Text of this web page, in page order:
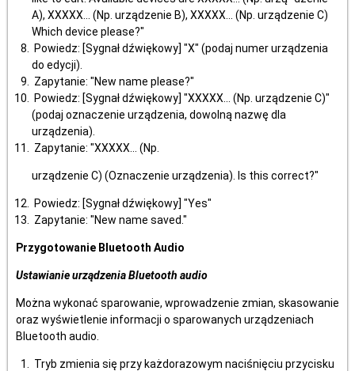
A), XXXXX... (Np. urządzenie B), XXXXX... (Np. urządzenie C)
Which device please?"
Powiedz: [Sygnał dźwiękowy] "X" (podaj numer urządzenia
do edycji).
Zapytanie: "New name please?"
Powiedz: [Sygnał dźwiękowy] "XXXXX... (Np. urządzenie C)"
(podaj oznaczenie urządzenia, dowolną nazwę dla
urządzenia).
Zapytanie: "XXXXX... (Np.
urządzenie C) (Oznaczenie urządzenia). Is this correct?"
Powiedz: [Sygnał dźwiękowy] "Yes"
Zapytanie: "New name saved."
Przygotowanie Bluetooth Audio
Ustawianie urządzenia Bluetooth audio
Można wykonać sparowanie, wprowadzenie zmian, skasowanie
oraz wyświetlenie informacji o sparowanych urządzeniach
Bluetooth audio.
Tryb zmienia się przy każdorazowym naciśnięciu przycisku